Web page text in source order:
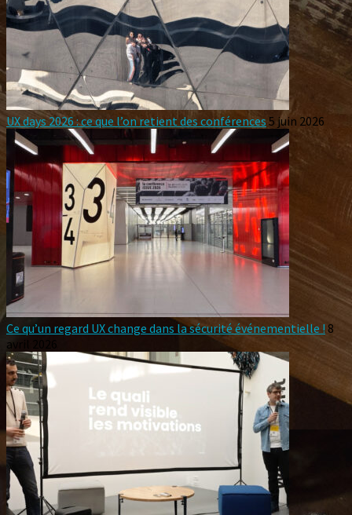
UX days 2026 : ce que l’on retient des conférences 5 juin 2026
Ce qu’un regard UX change dans la sécurité événementielle ! 8
avril 2026